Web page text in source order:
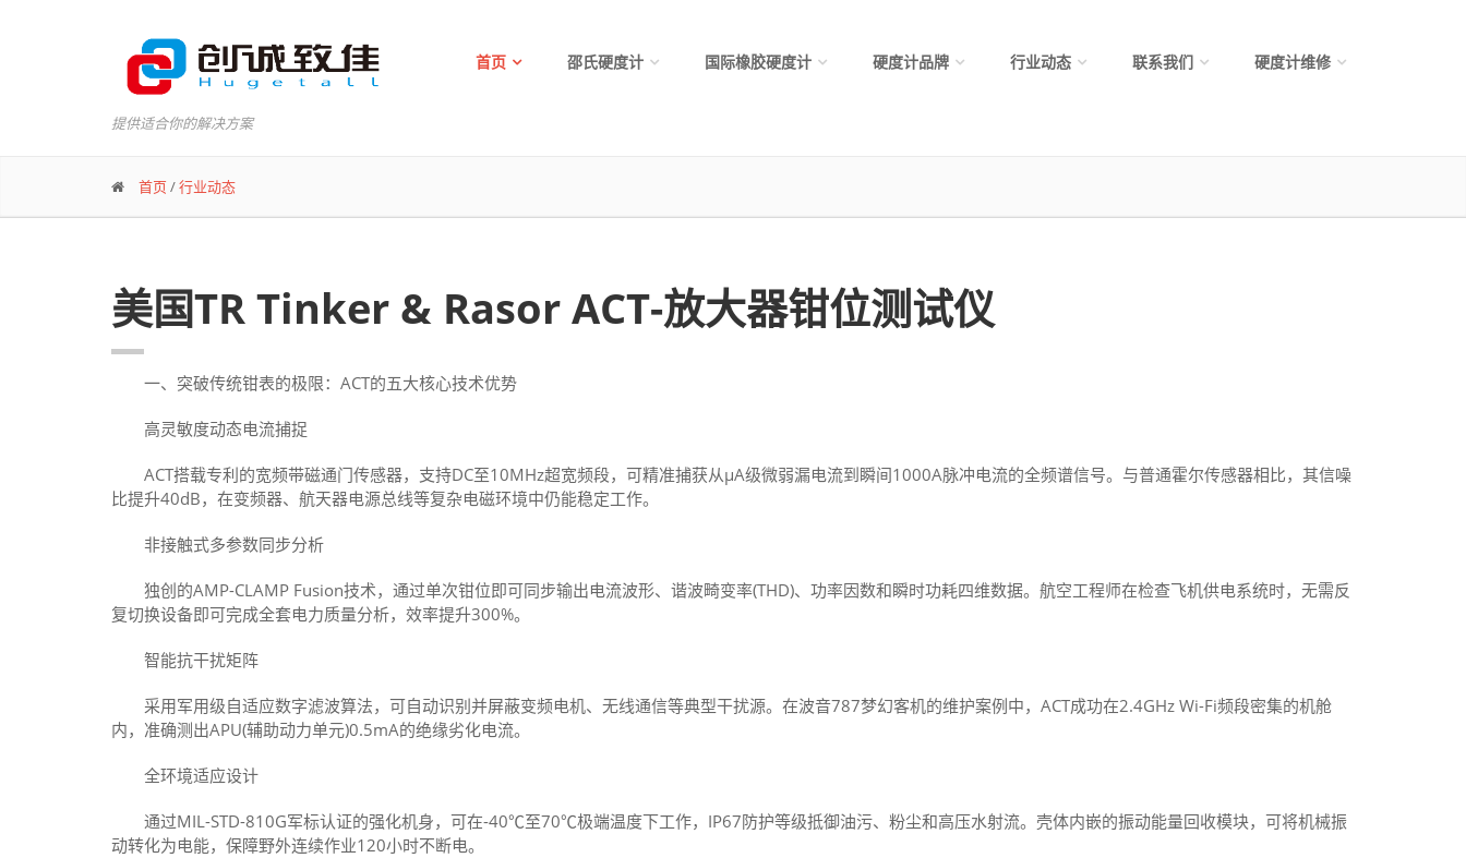
提供适合你的解决方案
首页 邵氏硬度计 国际橡胶硬度计 硬度计品牌 行业动态 联系我们 硬度计维修
首页/行业动态
美国TR Tinker & Rasor ACT-放大器钳位测试仪
一、突破传统钳表的极限：ACT的五大核心技术优势
高灵敏度动态电流捕捉
ACT搭载专利的宽频带磁通门传感器，支持DC至10MHz超宽频段，可精准捕获从μA级微弱漏电流到瞬间1000A脉冲电流的全频谱信号。与普通霍尔传感器相比，其信噪
比提升40dB，在变频器、航天器电源总线等复杂电磁环境中仍能稳定工作。
非接触式多参数同步分析
独创的AMP-CLAMP Fusion技术，通过单次钳位即可同步输出电流波形、谐波畸变率(THD)、功率因数和瞬时功耗四维数据。航空工程师在检查飞机供电系统时，无需反
复切换设备即可完成全套电力质量分析，效率提升300%。
智能抗干扰矩阵
采用军用级自适应数字滤波算法，可自动识别并屏蔽变频电机、无线通信等典型干扰源。在波音787梦幻客机的维护案例中，ACT成功在2.4GHz Wi-Fi频段密集的机舱
内，准确测出APU(辅助动力单元)0.5mA的绝缘劣化电流。
全环境适应设计
通过MIL-STD-810G军标认证的强化机身，可在-40℃至70℃极端温度下工作，IP67防护等级抵御油污、粉尘和高压水射流。壳体内嵌的振动能量回收模块，可将机械振
动转化为电能，保障野外连续作业120小时不断电。